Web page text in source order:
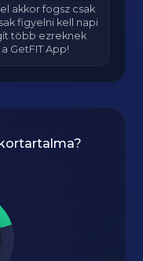
akkor fogsz csak
figyelni kell napi
több ezreknek
GetFIT App!